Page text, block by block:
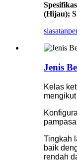
(Hijau);
siasatan
Jenis
Kelas
Tingkah
baik
rendah